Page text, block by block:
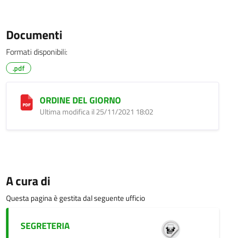
Documenti
Formati disponibili:
.pdf
ORDINE DEL GIORNO
Ultima modifica il 25/11/2021 18:02
A cura di
Questa pagina è gestita dal seguente ufficio
SEGRETERIA